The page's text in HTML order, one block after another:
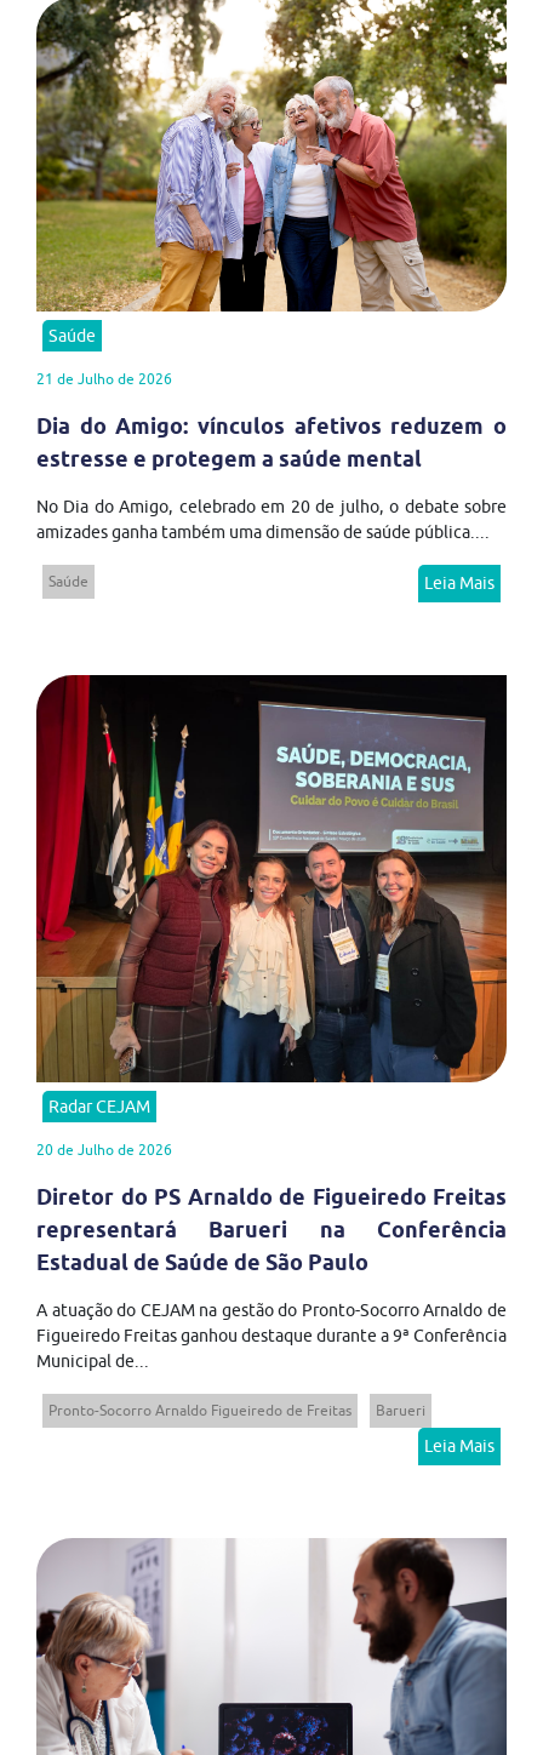
Saúde
21 de Julho de 2026
Dia do Amigo: vínculos afetivos reduzem o
estresse e protegem a saúde mental
No Dia do Amigo, celebrado em 20 de julho, o debate sobre
amizades ganha também uma dimensão de saúde pública....
Saúde Leia Mais
Radar CEJAM
20 de Julho de 2026
Diretor do PS Arnaldo de Figueiredo Freitas
representará Barueri na Conferência
Estadual de Saúde de São Paulo
A atuação do CEJAM na gestão do Pronto-Socorro Arnaldo de
Figueiredo Freitas ganhou destaque durante a 9ª Conferência
Municipal de...
Pronto-Socorro Arnaldo Figueiredo de Freitas Barueri
Leia Mais